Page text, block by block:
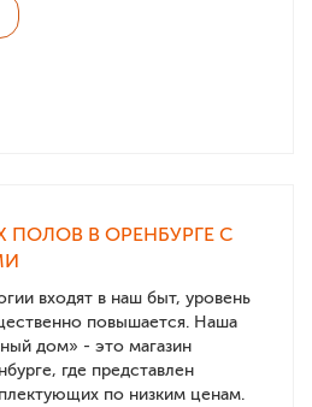
ПОЛОВ В ОРЕНБУРГЕ С
входят в наш быт, уровень
повышается. Наша
дом» - это магазин
где представлен
по низким ценам.